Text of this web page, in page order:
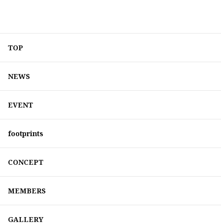
TOP
NEWS
EVENT
footprints
CONCEPT
MEMBERS
GALLERY